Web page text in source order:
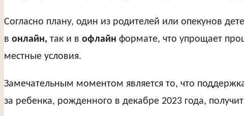
Согласно плану, один из родителей или опекунов
в онлайн, так и в офлайн формате, что упрощает
местные условия.
Замечательным моментом является то, что
за ребенка, рожденного в декабре 2023 года,